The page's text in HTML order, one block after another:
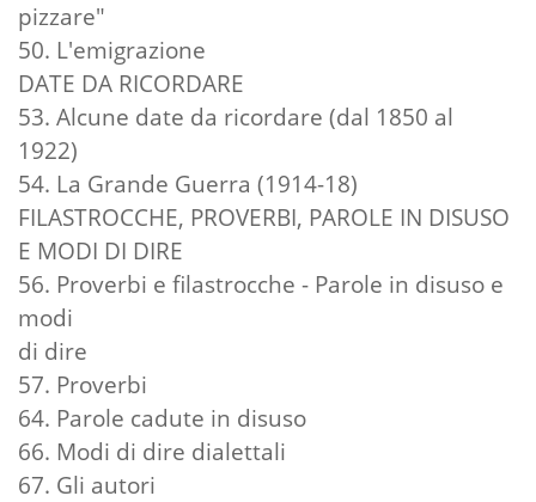
pizzare"
50. L'emigrazione
DATE DA RICORDARE
53. Alcune date da ricordare (dal 1850 al
1922)
54. La Grande Guerra (1914-18)
FILASTROCCHE, PROVERBI, PAROLE IN DISUSO
E MODI DI DIRE
56. Proverbi e filastrocche - Parole in disuso e
modi
di dire
57. Proverbi
64. Parole cadute in disuso
66. Modi di dire dialettali
67. Gli autori